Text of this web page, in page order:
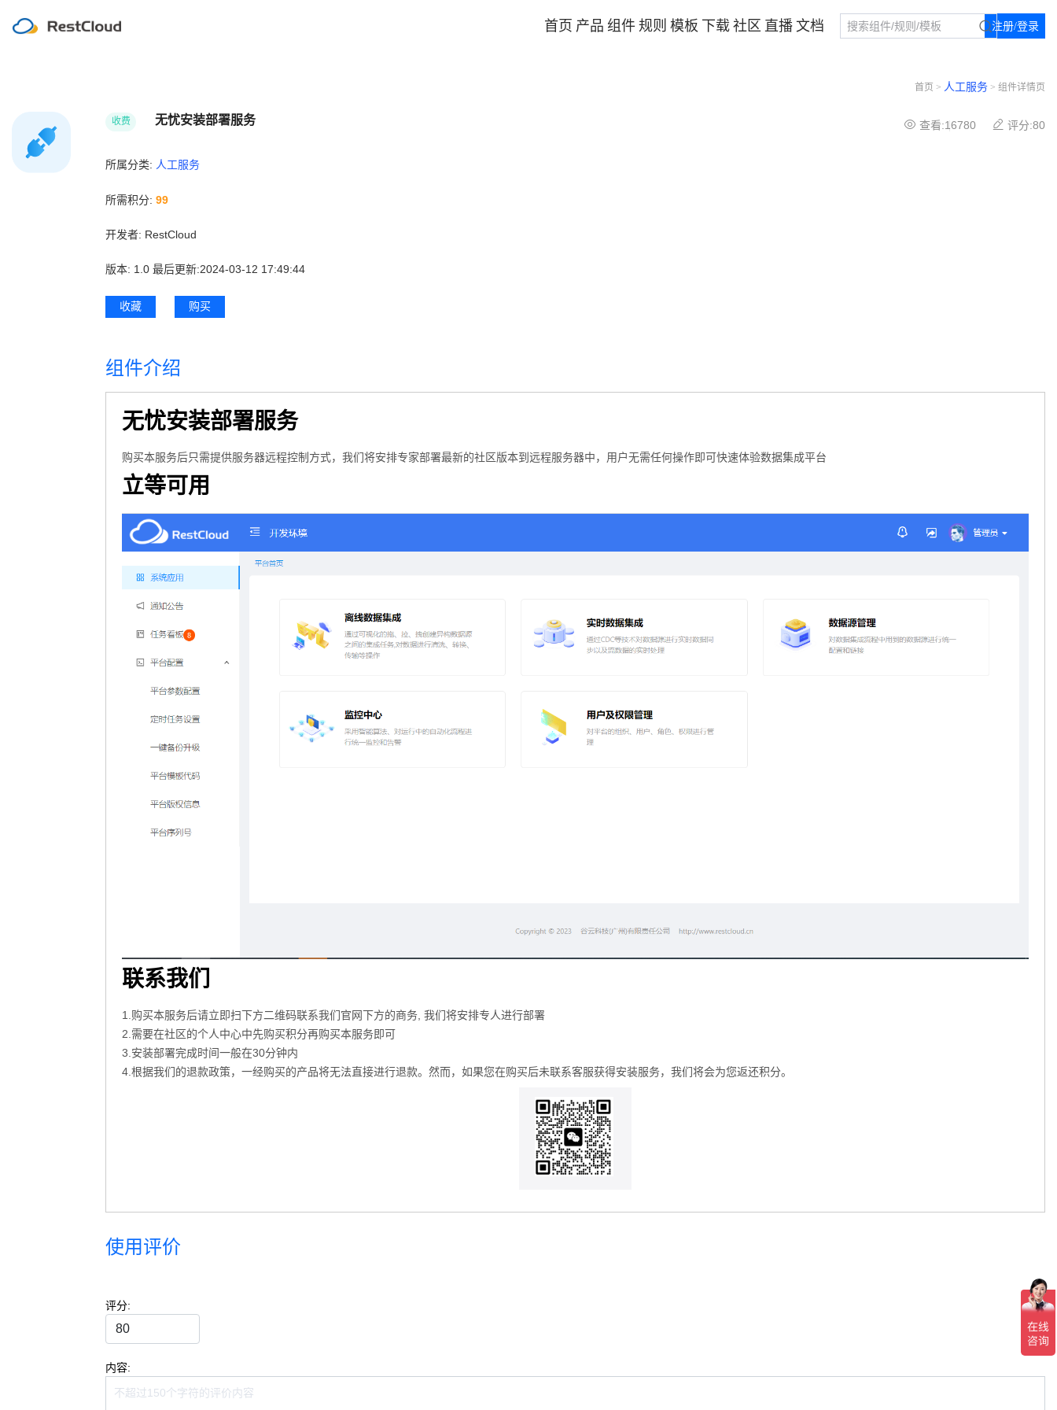
首页 产品 组件 规则 模板 下载 社区 直播 文档 注册/登录
首页 > 人工服务 > 组件详情页
收费 无忧安装部署服务 查看:16780 评分:80
所属分类: 人工服务
所需积分:99
开发者: RestCloud
版本: 1.0 最后更新:2024-03-12 17:49:44
收藏 购买
组件介绍
无忧安装部署服务
购买本服务后只需提供服务器远程控制方式，我们将安排专家部署最新的社区版本到远程服务器中，用户无需任何操作即可快速体验数据集成平台
立等可用
联系我们
1.购买本服务后请立即扫下方二维码联系我们官网下方的商务, 我们将安排专人进行部署
2.需要在社区的个人中心中先购买积分再购买本服务即可
3.安装部署完成时间一般在30分钟内
4.根据我们的退款政策，一经购买的产品将无法直接进行退款。然而，如果您在购买后未联系客服获得安装服务，我们将会为您返还积分。
使用评价
评分:
内容: